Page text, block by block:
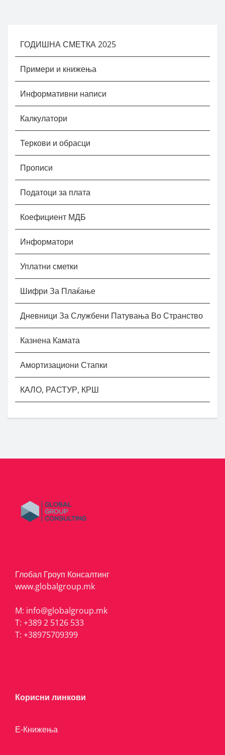
ГОДИШНА СМЕТКА 2025
Примери и книжења
Информативни написи
Калкулатори
Теркови и обрасци
Прописи
Податоци за плата
Коефициент МДБ
Информатори
Уплатни сметки
Шифри За Плаќање
Дневници За Службени Патувања Во Странство
Казнена Камата
Амортизациони Стапки
КАЛО, РАСТУР, КРШ
Глобал Гроуп Консалтинг
www.globalgroup.mk
M: info@globalgroup.mk
T: +389 2 5126 533
T: +38975709399
Корисни линкови
Е-Книжења